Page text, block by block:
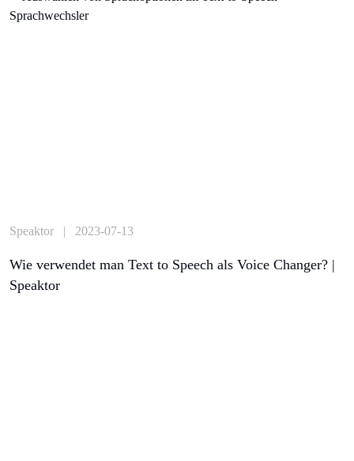
Speaktor | 2023-07-13
Wie verwendet man Text to Speech als Voice Changer? |
Speaktor